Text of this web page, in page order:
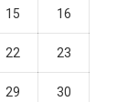
15 16
22 23
29 30